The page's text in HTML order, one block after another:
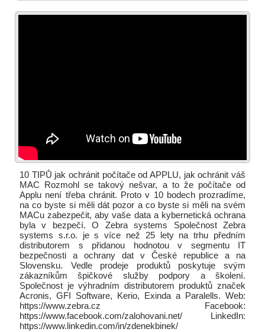
10 TIPŮ jak ochránit počítače od APPLU, jak ochránit váš
MAC Rozmohl se takový nešvar, a to že počítače od
Applu není třeba chránit. Proto v 10 bodech prozradíme,
na co byste si měli dát pozor a co byste si měli na svém
MACu zabezpečit, aby vaše data a kybernetická ochrana
byla v bezpečí. O Zebra systems Společnost Zebra
systems s.r.o. je s více než 25 lety na trhu předním
distributorem s přidanou hodnotou v segmentu IT
bezpečnosti a ochrany dat v České republice a na
Slovensku. Vedle prodeje produktů poskytuje svým
zákazníkům špičkové služby podpory a školení.
Společnost je výhradním distributorem produktů značek
Acronis, GFI Software, Kerio, Exinda a Paralells. Web:
https://www.zebra.cz Facebook:
https://www.facebook.com/zalohovani.net/ LinkedIn:
https://www.linkedin.com/in/zdenekbinek/